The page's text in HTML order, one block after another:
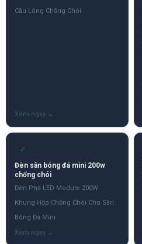
Cầu Lông Chống Chói
✓
Đèn sân bóng đá mini 200w
chống chói
Đèn Pha LED Module 200W
Khung Hộp Chống Chói Cho Sân
Bóng Đá Mini